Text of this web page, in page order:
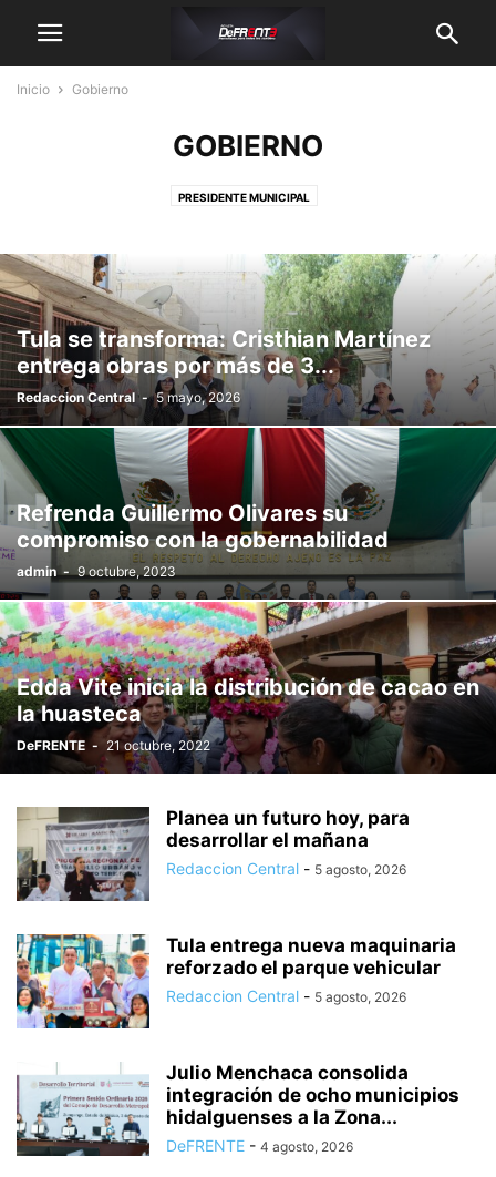
Inicio Gobierno
GOBIERNO
PRESIDENTE MUNICIPAL
Tula se transforma: Cristhian Martínez
entrega obras por más de 3...
Redaccion Central - 5 mayo, 2026
Refrenda Guillermo Olivares su
compromiso con la gobernabilidad
admin - 9 octubre, 2023
Edda Vite inicia la distribución de cacao en
la huasteca
DeFRENTE - 21 octubre, 2022
Planea un futuro hoy, para
desarrollar el mañana
Redaccion Central - 5 agosto, 2026
Tula entrega nueva maquinaria
reforzado el parque vehicular
Redaccion Central - 5 agosto, 2026
Julio Menchaca consolida
integración de ocho municipios
hidalguenses a la Zona...
DeFRENTE - 4 agosto, 2026